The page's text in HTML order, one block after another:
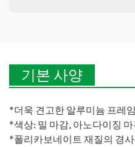
기본 사양
*더욱 견고한 알루미늄 프레
*색상: ​​밀 마감, ​​아노다이징
*폴리카보네이트 재질의 경